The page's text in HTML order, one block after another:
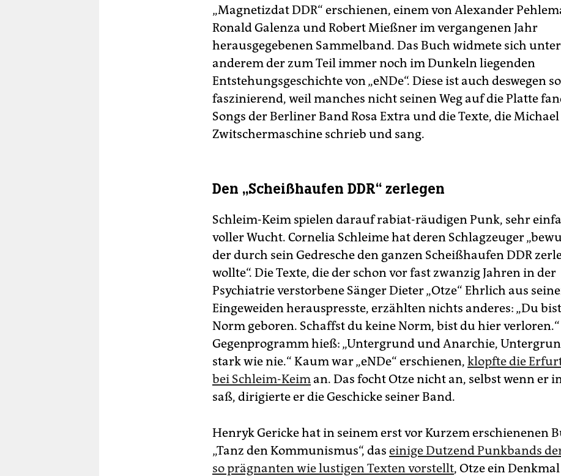
„Magnetizdat DDR“ erschienen, einem von Alexander
Ronald Galenza und Robert Mießner im vergangenen Jahr
herausgegebenen Sammelband. Das Buch widmete sich unter
anderem der zum Teil immer noch im Dunkeln liegenden
Entstehungsgeschichte von „eNDe“. Diese ist auch deswegen so
faszinierend, weil manches nicht seinen Weg auf die Platte
Songs der Berliner Band Rosa Extra und die Texte, die
Zwitschermaschine schrieb und sang.
Den „Scheißhaufen DDR“ zerlegen
Schleim-Keim spielen darauf rabiat-räudigen Punk, sehr
voller Wucht. Cornelia Schleime hat deren Schlagzeuger
der durch sein Gedresche den ganzen Scheißhaufen DDR
wollte“. Die Texte, die der schon vor fast zwanzig Jahren in der
Psychiatrie verstorbene Sänger Dieter „Otze“ Ehrlich aus
Eingeweiden herauspresste, erzählten nichts anderes: „Du
Norm geboren. Schaffst du keine Norm, bist du hier verloren.“
Gegenprogramm hieß: „Untergrund und Anarchie,
stark wie nie.“ Kaum war „eNDe“ erschienen, klopfte die
bei Schleim-Keiman. Das focht Otze nicht an, selbst wenn er
saß, dirigierte er die Geschicke seiner Band.
Henryk Gericke hat in seinem erst vor Kurzem erschienenen
„Tanz den Kommunismus“, das einige Dutzend Punkbands
so prägnanten wie lustigen Texten vorstellt, Otze ein